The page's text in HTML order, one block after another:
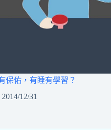
保佑，有睡有學習？
2014/12/31